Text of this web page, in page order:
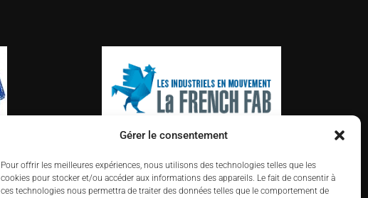
Gérer le consentement
Pour offrir les meilleures expériences, nous utilisons des technologies telles que les
cookies pour stocker et/ou accéder aux informations des appareils. Le fait de consentir à
ces technologies nous permettra de traiter des données telles que le comportement de